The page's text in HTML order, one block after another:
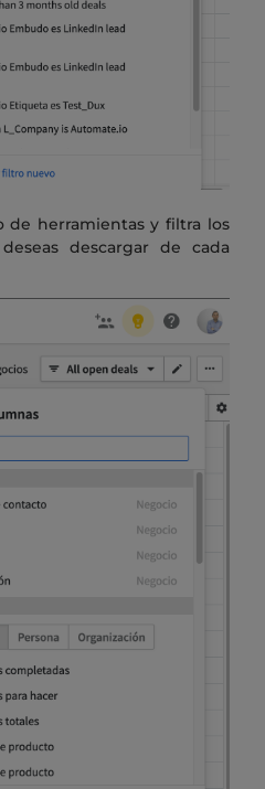
de herramientas y filtra los
descargar de cada